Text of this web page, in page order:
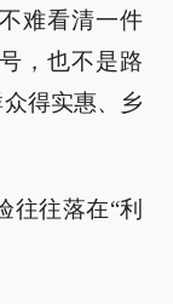
难看清一件
，也不是路
得实惠、乡
往往落在“利